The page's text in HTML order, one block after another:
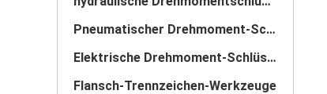
Pneumatischer Drehmoment-Schlüssel
Elektrische Drehmoment-Schlüssel
Flansch-Trennzeichen-Werkzeuge